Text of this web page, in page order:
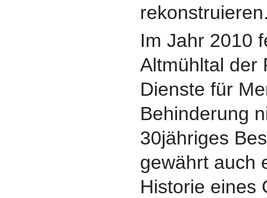
Im Jahr 2010
Altmühltal der
Dienste für
Behinderung
30jähriges
gewährt auch
Historie eines